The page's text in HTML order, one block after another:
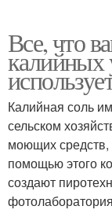
Все, что
калийных
Калийная соль
сельском
моющих средств,
помощью этого
создают